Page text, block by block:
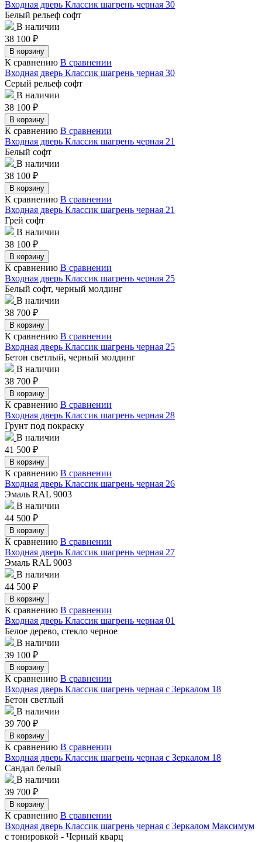
Входная дверь Классик шагрень черная 30
Белый рельеф софт
В наличии
38 100 ₽
В корзину
К сравнению В сравнении
Входная дверь Классик шагрень черная 30
Серый рельеф софт
В наличии
38 100 ₽
В корзину
К сравнению В сравнении
Входная дверь Классик шагрень черная 21
Белый софт
В наличии
38 100 ₽
В корзину
К сравнению В сравнении
Входная дверь Классик шагрень черная 21
Грей софт
В наличии
38 100 ₽
В корзину
К сравнению В сравнении
Входная дверь Классик шагрень черная 25
Белый софт, черный молдинг
В наличии
38 700 ₽
В корзину
К сравнению В сравнении
Входная дверь Классик шагрень черная 25
Бетон светлый, черный молдинг
В наличии
38 700 ₽
В корзину
К сравнению В сравнении
Входная дверь Классик шагрень черная 28
Грунт под покраску
В наличии
41 500 ₽
В корзину
К сравнению В сравнении
Входная дверь Классик шагрень черная 26
Эмаль RAL 9003
В наличии
44 500 ₽
В корзину
К сравнению В сравнении
Входная дверь Классик шагрень черная 27
Эмаль RAL 9003
В наличии
44 500 ₽
В корзину
К сравнению В сравнении
Входная дверь Классик шагрень черная 01
Белое дерево, стекло черное
В наличии
39 100 ₽
В корзину
К сравнению В сравнении
Входная дверь Классик шагрень черная с Зеркалом 18
Бетон светлый
В наличии
39 700 ₽
В корзину
К сравнению В сравнении
Входная дверь Классик шагрень черная с Зеркалом 18
Сандал белый
В наличии
39 700 ₽
В корзину
К сравнению В сравнении
Входная дверь Классик шагрень черная с Зеркалом Максимум
с тонировкой - Черный кварц